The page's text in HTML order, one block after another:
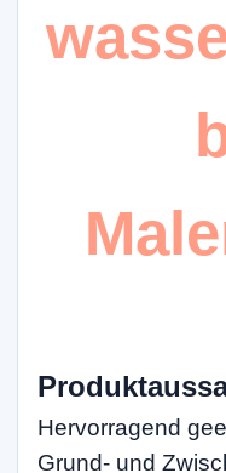
Hervorragend
Grund- und